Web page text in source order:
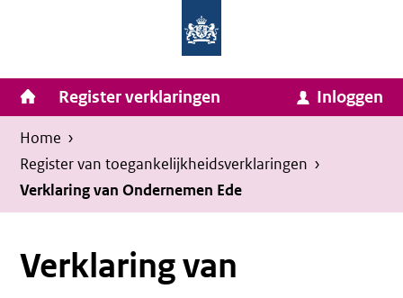
inhoud
van
Zaken
en
Koninkrijksrelaties
Homepage
van
Invulassistent
Toegankelijkheidsverklaring
Toegankelijkheidsverklaring
Hoofdnavigatie
Register verklaringen Inloggen
Kruimelpad
U
bevindt
zich
hier:
Home ›
Register van toegankelijkheids­verklaringen ›
Verklaring van Ondernemen Ede
Verklaring van